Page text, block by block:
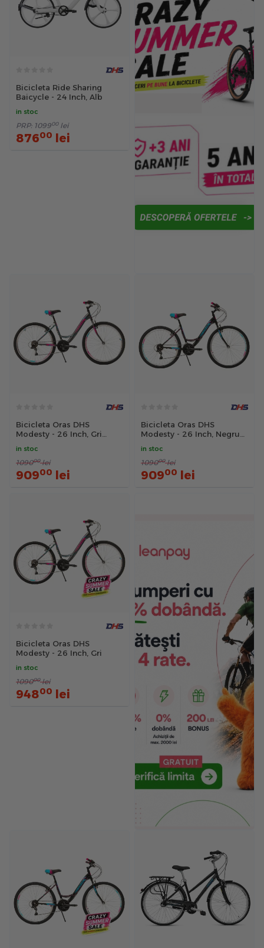
Bicicleta Ride Sharing
Baicycle - 24 Inch, Alb
in stoc
PRP: 109900 lei
87600 lei
Bicicleta Oras DHS
Modesty - 26 Inch, Gri
in stoc
109000 lei
90900 lei
Bicicleta Oras DHS
Modesty - 26 Inch, Negru
in stoc
109000 lei
90900 lei
Bicicleta Oras DHS
Modesty - 26 Inch, Gri
in stoc
109000 lei
94800 lei